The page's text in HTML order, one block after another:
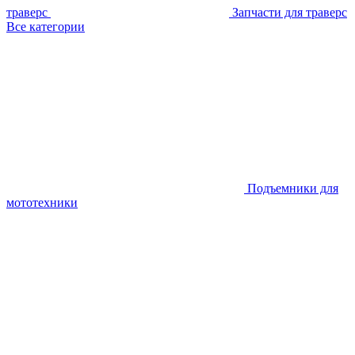
траверс
Запчасти для траверс
Все категории
Подъемники для
мототехники